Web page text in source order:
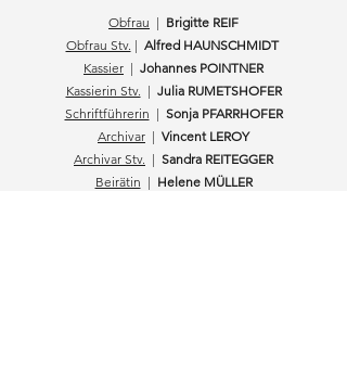
Obfrau | Brigitte REIF
Obfrau Stv. | Alfred HAUNSCHMIDT​
Kassier | Johannes POINTNER
Kassierin Stv. | Julia RUMETSHOFER
Schriftführerin | Sonja PFARRHOFER
Archivar | Vincent LEROY
Archivar Stv. | Sandra REITEGGER
Beirätin | Helene MÜLLER